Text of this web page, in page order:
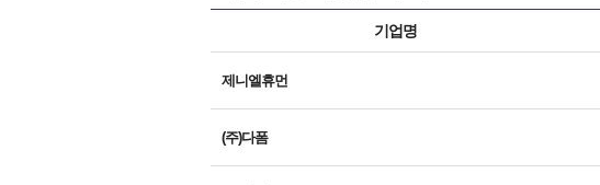
기업명
제니엘휴먼
(주)다폼